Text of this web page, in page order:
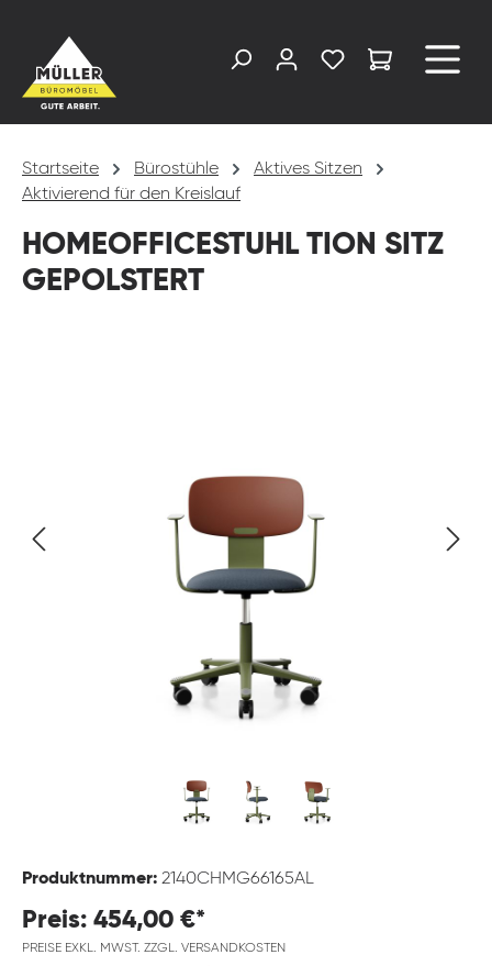
Startseite Bürostühle
Aktives Sitzen
Aktivierend für den Kreislauf
HOMEOFFICESTUHL TION SITZ
GEPOLSTERT
Produktnummer: 2140CHMG66165AL
Preis: 454,00 €*
PREISE EXKL. MWST. ZZGL. VERSANDKOSTEN